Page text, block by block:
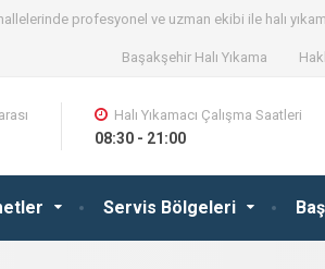
profesyonel ve uzman ekibi ile halı
Başakşehir Halı Yıkama
Servis Bölgeleri
Halı Yıkamacı Çalışma Saatleri
08:30 - 21:00